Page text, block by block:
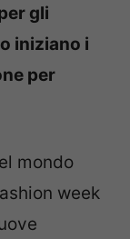
gli
iniziano i
per
mondo
week